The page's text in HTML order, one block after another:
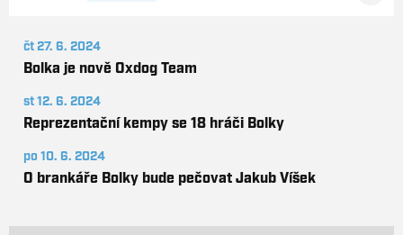
čt 27. 6. 2024
Bolka je nově Oxdog Team
st 12. 6. 2024
Reprezentační kempy se 18 hráči Bolky
po 10. 6. 2024
O brankáře Bolky bude pečovat Jakub Víšek